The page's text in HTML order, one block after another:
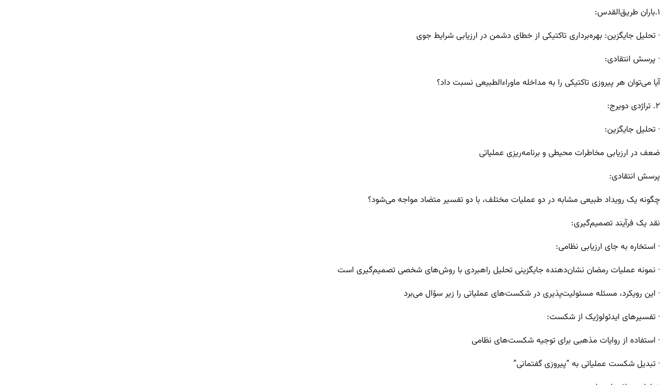
۱.باران طریق‌القدس:
· تحلیل جایگزین: بهره‌برداری تاکتیکی از خطای دشمن در ارزیابی شرایط جوی
· پرسش انتقادی:
آیا می‌توان هر پیروزی تاکتیکی را به مداخله ماوراءالطبیعی نسبت داد؟
۲. تراژدی دویرج:
· تحلیل جایگزین:
ضعف در ارزیابی مخاطرات محیطی و برنامه‌ریزی عملیاتی
پرسش انتقادی:
چگونه یک رویداد طبیعی مشابه در دو عملیات مختلف، با دو تفسیر متضاد مواجه می‌شود؟
نقد یک فرآیند تصمیم‌گیری:
· استخاره به جای ارزیابی نظامی:
· نمونه عملیات رمضان نشان‌دهنده جایگزینی تحلیل راهبردی با روش‌های شخصی تصمیم‌گیری است
· این رویکرد، مسئله مسئولیت‌پذیری در شکست‌های عملیاتی را زیر سؤال می‌برد
· تفسیرهای ایدئولوژیک از شکست:
· استفاده از روایات مذهبی برای توجیه شکست‌های نظامی
· تبدیل شکست عملیاتی به “پیروزی گفتمانی”